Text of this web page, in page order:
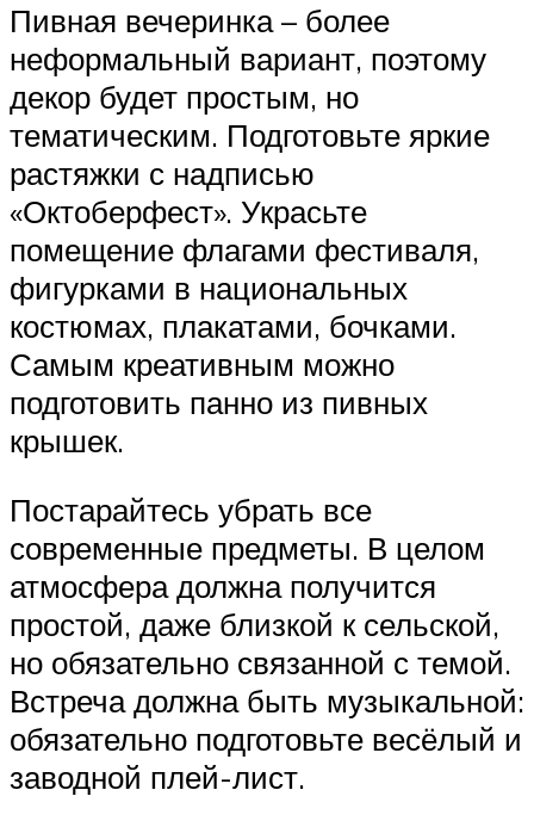
Пивная вечеринка – более
неформальный вариант, поэтому
декор будет простым, но
тематическим. Подготовьте яркие
растяжки с надписью
«Октоберфест». Украсьте
помещение флагами фестиваля,
фигурками в национальных
костюмах, плакатами, бочками.
Самым креативным можно
подготовить панно из пивных
крышек.
Постарайтесь убрать все
современные предметы. В целом
атмосфера должна получится
простой, даже близкой к сельской,
но обязательно связанной с темой.
Встреча должна быть музыкальной:
обязательно подготовьте весёлый и
заводной плей-лист.